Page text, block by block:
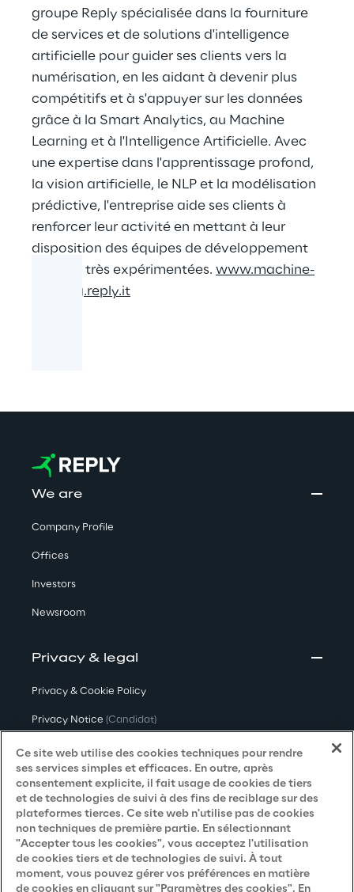
groupe Reply spécialisée dans la fourniture
de services et de solutions d'intelligence
artificielle pour guider ses clients vers la
numérisation, en les aidant à devenir plus
compétitifs et à s'appuyer sur les données
grâce à la Smart Analytics, au Machine
Learning et à l'Intelligence Artificielle. Avec
une expertise dans l'apprentissage profond,
la vision artificielle, le NLP et la modélisation
prédictive, l'entreprise aide ses clients à
renforcer leur activité en mettant à leur
disposition des équipes de développement
dédiées très expérimentées. www.machine-
learning.reply.it
We are
Company Profile
Offices
Investors
Newsroom
Privacy & legal
Privacy & Cookie Policy
Privacy Notice (Candidat)
Privacy Notice (Client)
Privacy Notice (Fournisseur)
Privacy Notice(Marketing)
Accessibility Statement
Ce site web utilise des cookies techniques pour rendre
ses services simples et efficaces. En outre, après
consentement explicite, il fait usage de cookies de tiers
et de technologies de suivi à des fins de reciblage sur des
plateformes tierces. Ce site web n'utilise pas de cookies
non techniques de première partie. En sélectionnant
"Accepter tous les cookies", vous acceptez l'utilisation
de cookies tiers et de technologies de suivi. À tout
moment, vous pouvez gérer vos préférences en matière
de cookies en cliquant sur "Paramètres des cookies". En